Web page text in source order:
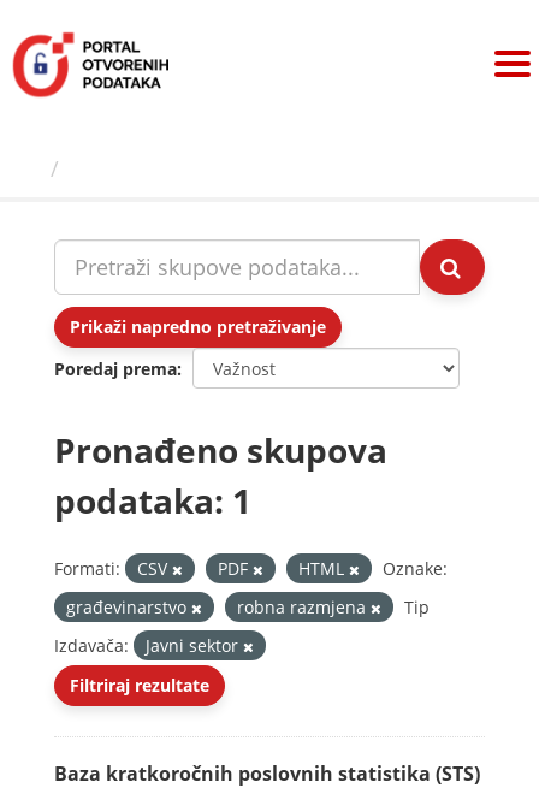
sadržaj
Prikaži napredno pretraživanje
Poredaj prema
Pronađeno skupova
podataka: 1
Formati: CSV PDF HTML
Oznake:
građevinarstvo
robna razmjena
Tip
Izdavača:
Javni sektor
Filtriraj rezultate
Baza kratkoročnih poslovnih statistika (STS)